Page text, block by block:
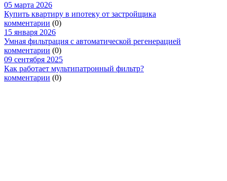
05 марта 2026
Купить квартиру в ипотеку от застройщика
комментарии (0)
15 января 2026
Умная фильтрация с автоматической регенерацией
комментарии (0)
09 сентября 2025
Как работает мультипатронный фильтр?
комментарии (0)